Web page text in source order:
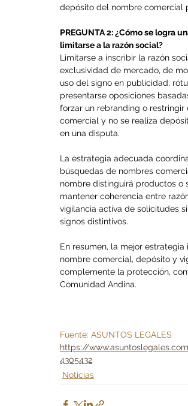
depósito del nombre comercial
PREGUNTA 2: ¿Cómo se logra
limitarse a la razón social?
Limitarse a inscribir la razón
exclusividad de mercado, de
uso del signo en publicidad,
presentarse oposiciones
forzar un rebranding o
comercial y no se realiza
en una disputa.
La estrategia adecuada
búsquedas de nombres
nombre distinguirá productos o
mantener coherencia entre
vigilancia activa de solicitudes
signos distintivos.
En resumen, la mejor
nombre comercial, depósito y
complemente la protección,
Comunidad Andina.
Fuente: ASUNTOS LEGALES
https://
4305432
Noticias